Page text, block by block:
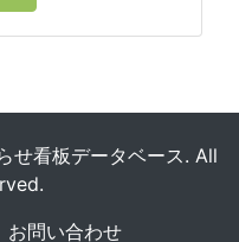
看板データベース. All
お問い合わせ